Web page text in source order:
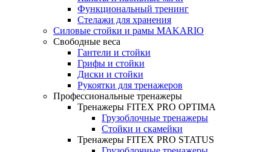
Функциональный тренинг
Стелажи для хранения
Силовые стойки и рамы MAKARIO
Свободные веса
Гантели и стойки
Грифы и стойки
Диски и стойки
Рукоятки для тренажеров
Профессиональные тренажеры
Тренажеры FITEX PRO OPTIMA
Грузоблочные тренажеры
Стойки и скамейки
Тренажеры FITEX PRO STATUS